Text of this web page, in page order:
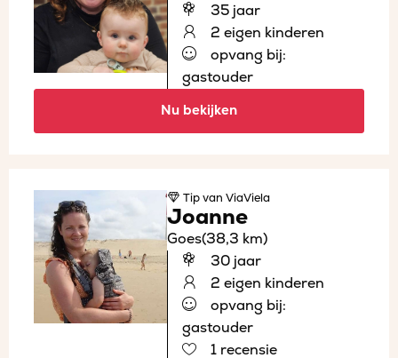
35 jaar
2 eigen kinderen
opvang bij:
gastouder
Nu bekijken
Tipvan ViaViela
Joanne
Goes(38,3 km)
30 jaar
2 eigen kinderen
opvang bij:
gastouder
1 recensie